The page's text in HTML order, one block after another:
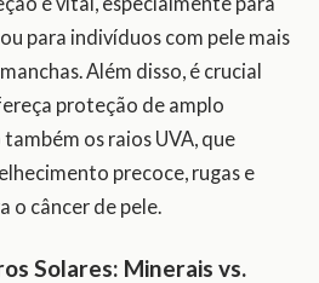
para indivíduos com pele mais
Além disso, é crucial
proteção de amplo
os raios UVA, que
precoce, rugas e
o câncer de pele.
Solares: Minerais vs.